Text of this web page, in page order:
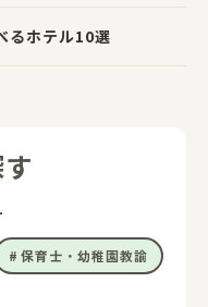
るホテル10選
保育士・幼稚園教諭